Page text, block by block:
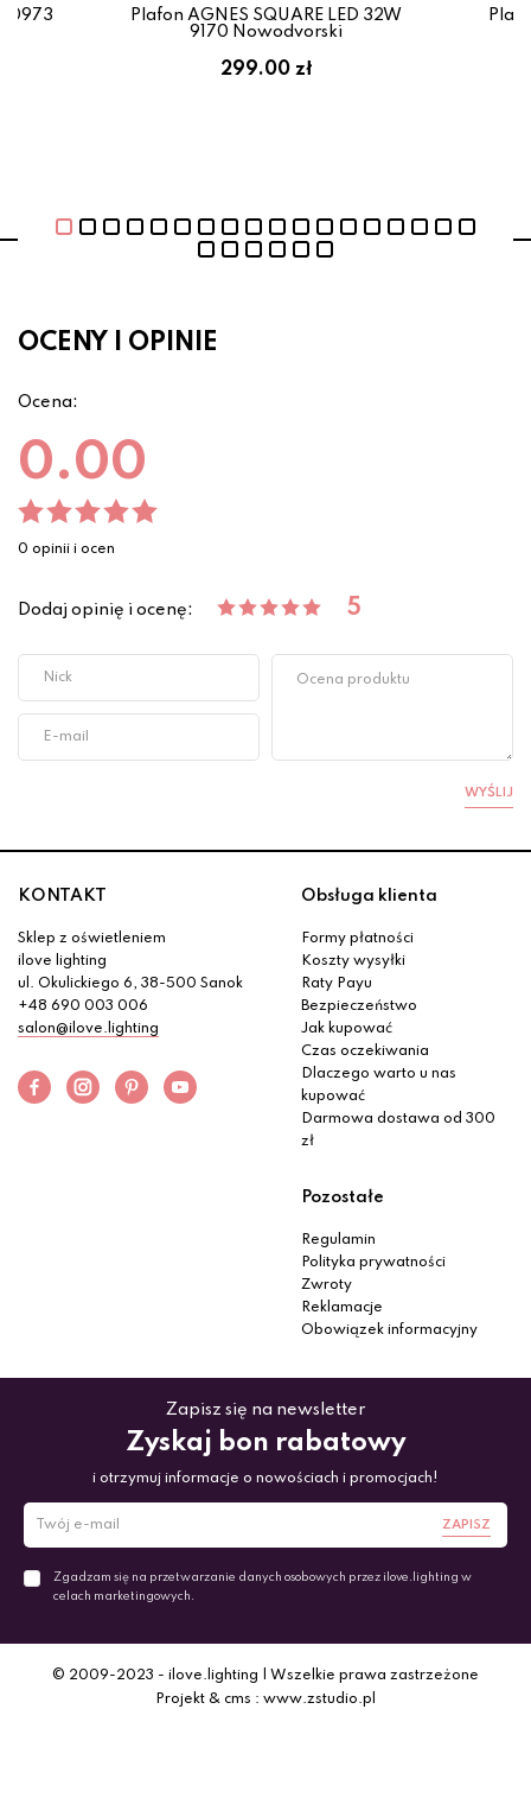
10973
Plafon AGNES SQUARE LED 32W
9170 Nowodvorski
299.00 zł
OCENY I OPINIE
Ocena:
0.00
0 opinii i ocen
Dodaj opinię i ocenę: 5
WYŚLIJ
KONTAKT
Sklep z oświetleniem
ilove lighting
ul. Okulickiego 6, 38-500 Sanok
+48 690 003 006
salon@ilove.lighting
Obsługa klienta
Formy płatności
Koszty wysyłki
Raty Payu
Bezpieczeństwo
Jak kupować
Czas oczekiwania
Dlaczego warto u nas
kupować
Darmowa dostawa od 300
zł
Pozostałe
Regulamin
Polityka prywatności
Zwroty
Reklamacje
Obowiązek informacyjny
Zapisz się na newsletter
Zyskaj bon rabatowy
i otrzymuj informacje o nowościach i promocjach!
ZAPISZ
Zgadzam się na przetwarzanie danych osobowych przez ilove.lighting w
celach marketingowych.
© 2009-2023 - ilove.lighting | Wszelkie prawa zastrzeżone
Projekt & cms : www.zstudio.pl